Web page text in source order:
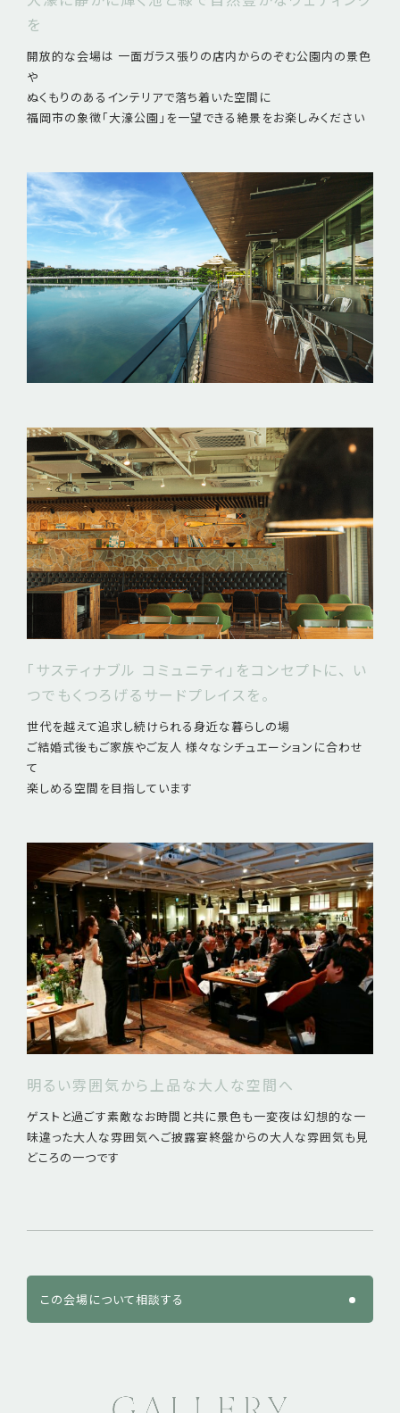
を
開放的な会場は 一面ガラス張りの店内からのぞむ公園内の景色
や
ぬくもりのあるインテリアで落ち着いた空間に
福岡市の象徴「大濠公園」を一望できる絶景をお楽しみください
「サスティナブル コミュニティ」をコンセプトに、 い
つでもくつろげるサードプレイスを。
世代を越えて追求し続けられる身近な暮らしの場
ご結婚式後もご家族やご友人 様々なシチュエーションに合わせ
て
楽しめる空間を目指しています
明るい雰囲気から上品な大人な空間へ
ゲストと過ごす素敵なお時間と共に景色も一変夜は幻想的な一
味違った大人な雰囲気へご披露宴終盤からの大人な雰囲気も見
どころの一つです
この会場について相談する